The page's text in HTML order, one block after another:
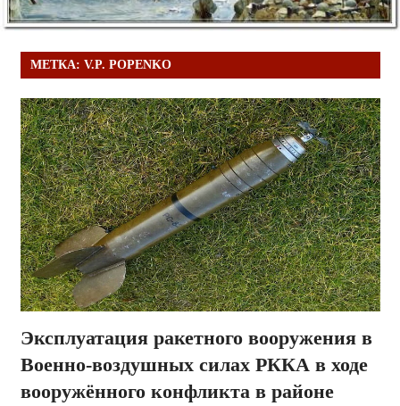
МЕТКА: V.P. POPENKO
Эксплуатация ракетного вооружения в
Военно-воздушных силах РККА в ходе
вооружённого конфликта в районе